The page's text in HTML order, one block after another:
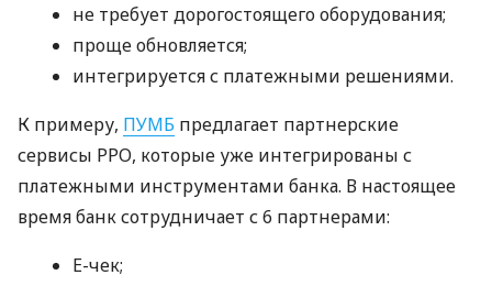
не требует дорогостоящего оборудования;
проще обновляется;
интегрируется с платежными решениями.
К примеру, ПУМБ предлагает партнерские
сервисы РРО, которые уже интегрированы с
платежными инструментами банка. В настоящее
время банк сотрудничает с 6 партнерами:
E-чек;